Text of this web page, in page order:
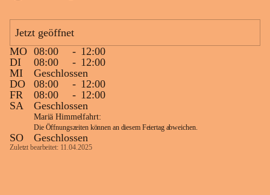
Wie wichtig Hecken sind zeigt das
österreichweite Forschungsprojekt
„Heckenleben“ des Vereins Regionale
Gehölzvermehrung. Die Untersuchungen
machen deutlich, dass Bestäuber auf ein
möglichst durchgehendes
Nahrungsangebot angewiesen sind.
Heimische Hecken können
Versorgungslücken schließen, weil
unterschiedliche Gehölzarten zu
Jetzt geöffnet
MO 08:00 - 12:00
DI
08:00 - 12:00
MI
Geschlossen
DO
08:00 - 12:00
FR
08:00 - 12:00
SA
Geschlossen
Mariä Himmelfahrt:
Die Öffnungszeiten können an diesem Feiertag abweichen.
SO Geschlossen
Zuletzt bearbeitet: 11.04.2025